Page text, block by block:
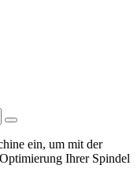
ein, um mit der
Ihrer Spindel